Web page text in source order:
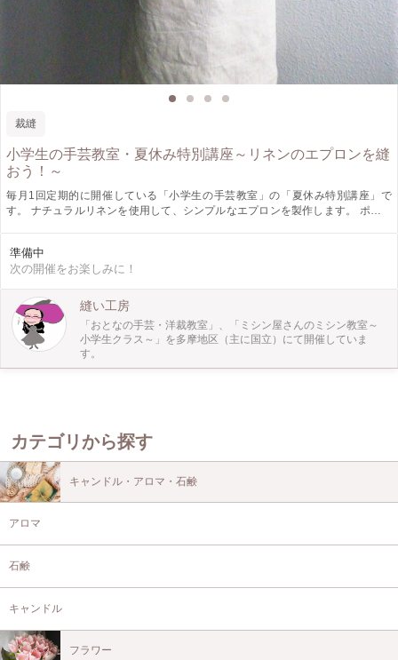
裁縫
小学生の手芸教室・夏休み特別講座～リネンのエプロンを縫
おう！～
毎月1回定期的に開催している「小学生の手芸教室」の「夏休み特別講座」で
す。 ナチュラルリネンを使用して、シンプルなエプロンを製作します。 ポケッ
お名前 ②学年 ③ネーム刺繍ご希望の名前（ひらがな・カタカナ・漢字・ローマ
字）とミシン刺繍糸の色 ④サイズ M（130㎝～150㎝）またはS（120㎝前後）
撮影をして、レポートにまとめる場合は、カメラをお持ちください。 小学生の
手芸教室、夏休み特別講座でリネンのエプロンを作ってみませんか！？ 皆様の
お申込みをお待ちしております。
準備中
次の開催をお楽しみに！
縫い工房
「おとなの手芸・洋裁教室」、「ミシン屋さんのミシン教室～
小学生クラス～」を多摩地区（主に国立）にて開催していま
す。
カテゴリから探す
キャンドル・アロマ・石鹸
アロマ
石鹸
キャンドル
フラワー